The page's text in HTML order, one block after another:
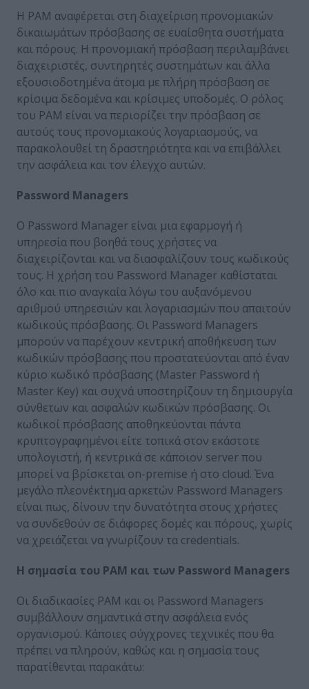
Η PAM αναφέρεται στη διαχείριση προνομιακών
δικαιωμάτων πρόσβασης σε ευαίσθητα συστήματα
και πόρους. Η προνομιακή πρόσβαση περιλαμβάνει
διαχειριστές, συντηρητές συστημάτων και άλλα
εξουσιοδοτημένα άτομα με πλήρη πρόσβαση σε
κρίσιμα δεδομένα και κρίσιμες υποδομές. Ο ρόλος
του PAM είναι να περιορίζει την πρόσβαση σε
αυτούς τους προνομιακούς λογαριασμούς, να
παρακολουθεί τη δραστηριότητα και να επιβάλλει
την ασφάλεια και τον έλεγχο αυτών.
Password Managers
Ο Password Manager είναι μια εφαρμογή ή
υπηρεσία που βοηθά τους χρήστες να
διαχειρίζονται και να διασφαλίζουν τους κωδικούς
τους. Η χρήση του Password Manager καθίσταται
όλο και πιο αναγκαία λόγω του αυξανόμενου
αριθμού υπηρεσιών και λογαριασμών που απαιτούν
κωδικούς πρόσβασης. Οι Password Managers
μπορούν να παρέχουν κεντρική αποθήκευση των
κωδικών πρόσβασης που προστατεύονται από έναν
κύριο κωδικό πρόσβασης (Master Password ή
Master Key) και συχνά υποστηρίζουν τη δημιουργία
σύνθετων και ασφαλών κωδικών πρόσβασης. Οι
κωδικοί πρόσβασης αποθηκεύονται πάντα
κρυπτογραφημένοι είτε τοπικά στον εκάστοτε
υπολογιστή, ή κεντρικά σε κάποιον server που
μπορεί να βρίσκεται on-premise ή στο cloud. Ένα
μεγάλο πλεονέκτημα αρκετών Password Managers
είναι πως, δίνουν την δυνατότητα στους χρήστες
να συνδεθούν σε διάφορες δομές και πόρους, χωρίς
να χρειάζεται να γνωρίζουν τα credentials.
Η σημασία του PAM και των Password Managers
Οι διαδικασίες PAM και οι Password Managers
συμβάλλουν σημαντικά στην ασφάλεια ενός
οργανισμού. Κάποιες σύγχρονες τεχνικές που θα
πρέπει να πληρούν, καθώς και η σημασία τους
παρατίθενται παρακάτω: